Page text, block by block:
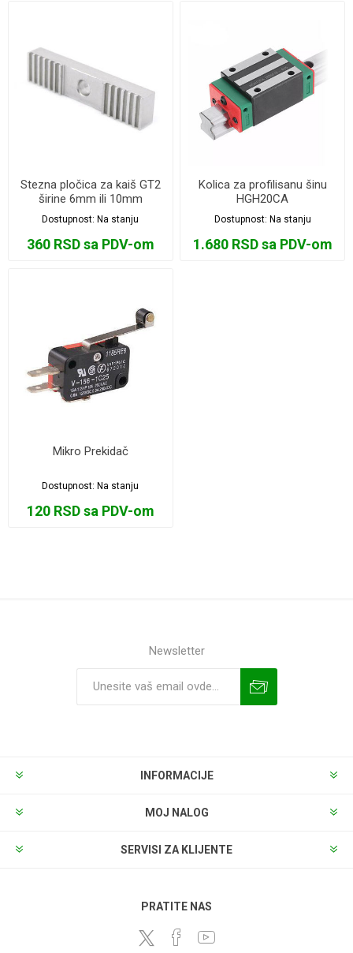
Stezna pločica za kaiš GT2
širine 6mm ili 10mm
Dostupnost: Na stanju
360 RSD sa PDV-om
Kolica za profilisanu šinu
HGH20CA
Dostupnost: Na stanju
1.680 RSD sa PDV-om
Mikro Prekidač
Dostupnost: Na stanju
120 RSD sa PDV-om
Newsletter
INFORMACIJE
MOJ NALOG
SERVISI ZA KLIJENTE
PRATITE NAS